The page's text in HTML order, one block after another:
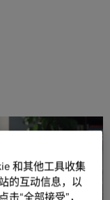
和其他工具收集
的互动信息，以
“全部接受”，